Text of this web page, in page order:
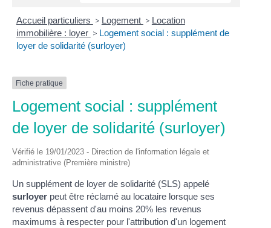
Accueil particuliers > Logement > Location
immobilière : loyer > Logement social : supplément de
loyer de solidarité (surloyer)
Fiche pratique
Logement social : supplément
de loyer de solidarité (surloyer)
Vérifié le 19/01/2023 - Direction de l'information légale et
administrative (Première ministre)
Un supplément de loyer de solidarité (SLS) appelé
surloyer peut être réclamé au locataire lorsque ses
revenus dépassent d'au moins 20% les revenus
maximums à respecter pour l'attribution d'un logement